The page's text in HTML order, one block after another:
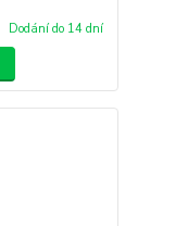
Dodání do 14 dní